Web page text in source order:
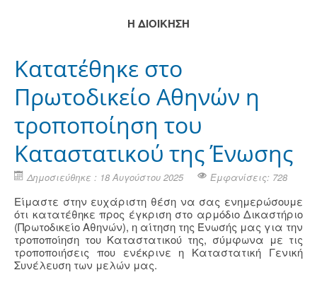
Η ΔΙΟΙΚΗΣΗ
Κατατέθηκε στο
Πρωτοδικείο Αθηνών η
τροποποίηση του
Καταστατικού της Ένωσης
Δημοσιεύθηκε : 18 Αυγούστου 2025 Εμφανίσεις: 728
Είμαστε στην ευχάριστη θέση να σας ενημερώσουμε
ότι κατατέθηκε προς έγκριση στο αρμόδιο Δικαστήριο
(Πρωτοδικείο Αθηνών), η αίτηση της Ένωσής μας για την
τροποποίηση του Καταστατικού της, σύμφωνα με τις
τροποποιήσεις που ενέκρινε η Καταστατική Γενική
Συνέλευση των μελών μας.